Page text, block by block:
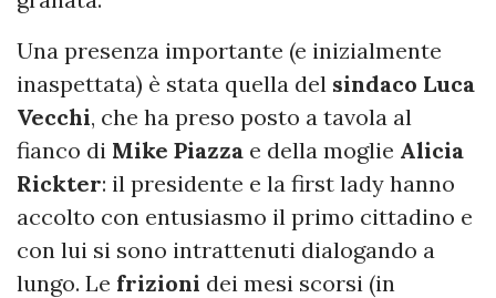
Una presenza importante (e inizialmente
inaspettata) è stata quella del sindaco Luca
Vecchi, che ha preso posto a tavola al
fianco di Mike Piazza e della moglie Alicia
Rickter: il presidente e la first lady hanno
accolto con entusiasmo il primo cittadino e
con lui si sono intrattenuti dialogando a
lungo. Le frizioni dei mesi scorsi (in